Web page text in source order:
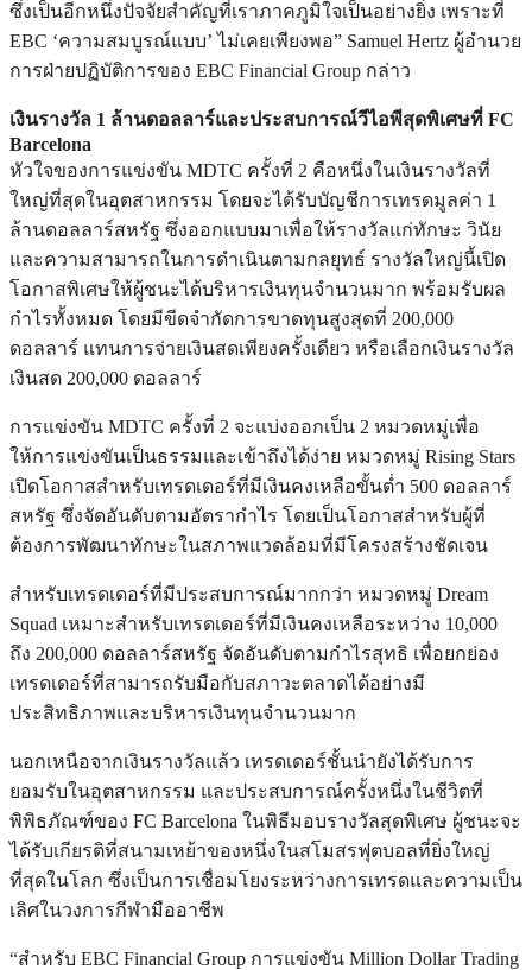
ซึ่งเป็นอีกหนึ่งปัจจัยสำคัญที่เราภาคภูมิใจเป็นอย่างยิ่ง เพราะที่
EBC ‘ความสมบูรณ์แบบ’ ไม่เคยเพียงพอ” Samuel Hertz ผู้อำนวย
การฝ่ายปฏิบัติการของ EBC Financial Group กล่าว
เงินรางวัล 1 ล้านดอลลาร์และประสบการณ์วีไอพีสุดพิเศษที่ FC
Barcelona
หัวใจของการแข่งขัน MDTC ครั้งที่ 2 คือหนึ่งในเงินรางวัลที่
ใหญ่ที่สุดในอุตสาหกรรม โดยจะได้รับบัญชีการเทรดมูลค่า 1
ล้านดอลลาร์สหรัฐ ซึ่งออกแบบมาเพื่อให้รางวัลแก่ทักษะ วินัย
และความสามารถในการดำเนินตามกลยุทธ์ รางวัลใหญ่นี้เปิด
โอกาสพิเศษให้ผู้ชนะได้บริหารเงินทุนจำนวนมาก พร้อมรับผล
กำไรทั้งหมด โดยมีขีดจำกัดการขาดทุนสูงสุดที่ 200,000
ดอลลาร์ แทนการจ่ายเงินสดเพียงครั้งเดียว หรือเลือกเงินรางวัล
เงินสด 200,000 ดอลลาร์
การแข่งขัน MDTC ครั้งที่ 2 จะแบ่งออกเป็น 2 หมวดหมู่เพื่อ
ให้การแข่งขันเป็นธรรมและเข้าถึงได้ง่าย หมวดหมู่ Rising Stars
เปิดโอกาสสำหรับเทรดเดอร์ที่มีเงินคงเหลือขั้นต่ำ 500 ดอลลาร์
สหรัฐ ซึ่งจัดอันดับตามอัตรากำไร โดยเป็นโอกาสสำหรับผู้ที่
ต้องการพัฒนาทักษะในสภาพแวดล้อมที่มีโครงสร้างชัดเจน
สำหรับเทรดเดอร์ที่มีประสบการณ์มากกว่า หมวดหมู่ Dream
Squad เหมาะสำหรับเทรดเดอร์ที่มีเงินคงเหลือระหว่าง 10,000
ถึง 200,000 ดอลลาร์สหรัฐ จัดอันดับตามกำไรสุทธิ เพื่อยกย่อง
เทรดเดอร์ที่สามารถรับมือกับสภาวะตลาดได้อย่างมี
ประสิทธิภาพและบริหารเงินทุนจำนวนมาก
นอกเหนือจากเงินรางวัลแล้ว เทรดเดอร์ชั้นนำยังได้รับการ
ยอมรับในอุตสาหกรรม และประสบการณ์ครั้งหนึ่งในชีวิตที่
พิพิธภัณฑ์ของ FC Barcelona ในพิธีมอบรางวัลสุดพิเศษ ผู้ชนะจะ
ได้รับเกียรติที่สนามเหย้าของหนึ่งในสโมสรฟุตบอลที่ยิ่งใหญ่
ที่สุดในโลก ซึ่งเป็นการเชื่อมโยงระหว่างการเทรดและความเป็น
เลิศในวงการกีฬามืออาชีพ
“สำหรับ EBC Financial Group การแข่งขัน Million Dollar Trading